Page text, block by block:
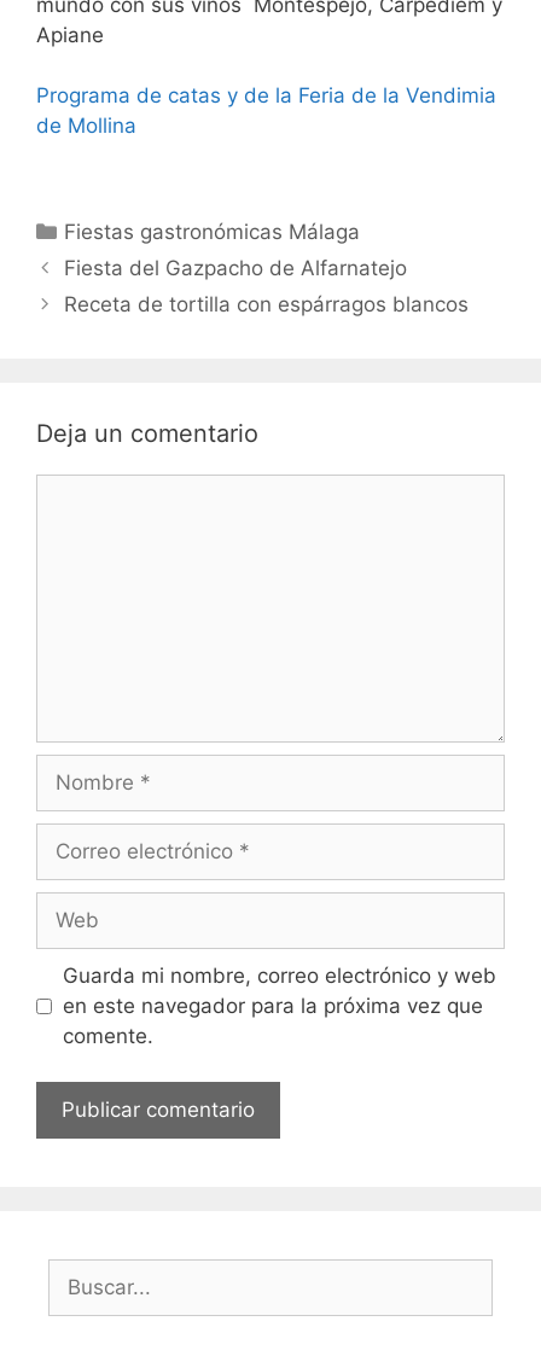
Apiane
Programa de catas y de la Feria de la Vendimia
de Mollina
Categorías
Fiestas gastronómicas Málaga
Fiesta del Gazpacho de Alfarnatejo
Receta de tortilla con espárragos blancos
Deja un comentario
electrónico
Guarda mi nombre, correo electrónico y web
en este navegador para la próxima vez que
comente.
Buscar: